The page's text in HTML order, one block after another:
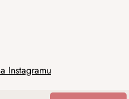
Instagramu